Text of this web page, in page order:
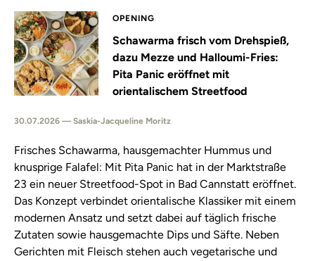
OPENING
Schawarma frisch vom Drehspieß,
dazu Mezze und Halloumi-Fries:
Pita Panic eröffnet mit
orientalischem Streetfood
30.07.2026 — Saskia-Jacqueline Moritz
Frisches Schawarma, hausgemachter Hummus und
knusprige Falafel: Mit Pita Panic hat in der Marktstraße
23 ein neuer Streetfood-Spot in Bad Cannstatt eröffnet.
Das Konzept verbindet orientalische Klassiker mit einem
modernen Ansatz und setzt dabei auf täglich frische
Zutaten sowie hausgemachte Dips und Säfte. Neben
Gerichten mit Fleisch stehen auch vegetarische und